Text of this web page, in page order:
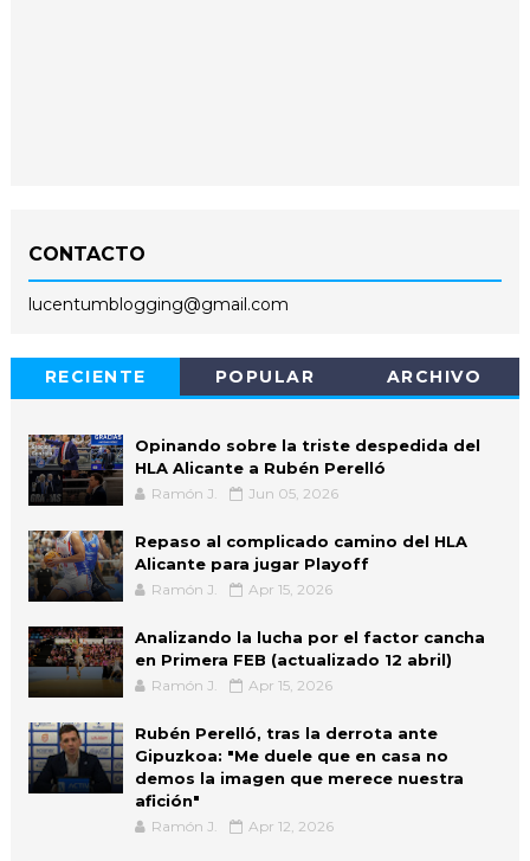
CONTACTO
lucentumblogging@gmail.com
RECIENTE POPULAR ARCHIVO
Opinando sobre la triste despedida del
HLA Alicante a Rubén Perelló
Ramón J. Jun 05, 2026
Repaso al complicado camino del HLA
Alicante para jugar Playoff
Ramón J. Apr 15, 2026
Analizando la lucha por el factor cancha
en Primera FEB (actualizado 12 abril)
Ramón J. Apr 15, 2026
Rubén Perelló, tras la derrota ante
Gipuzkoa: "Me duele que en casa no
demos la imagen que merece nuestra
afición"
Ramón J. Apr 12, 2026